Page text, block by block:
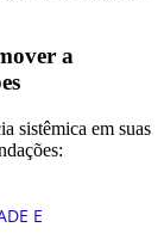
a
sistêmica em suas